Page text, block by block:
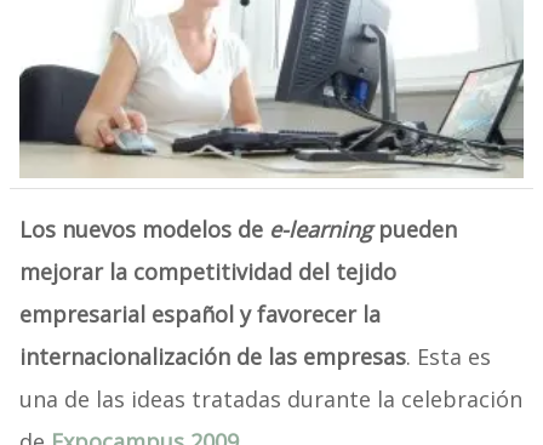
Los nuevos modelos de e-learningpueden
mejorar la competitividad del tejido
empresarial español y favorecer la
internacionalización de las empresas. Esta es
una de las ideas tratadas durante la celebración